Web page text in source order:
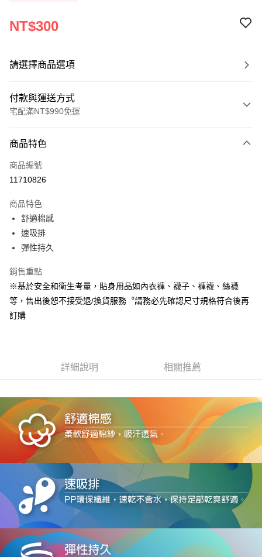
NT$300
請選擇商品選項
付款與運送方式
宅配滿NT$990免運
信用卡一次付款
LINE Pay
悠遊付
Google Pay
ATM付款
付款後門市自取
商品特色
商品編號
11710826
商品特色
舒適棉感
速吸排
彈性持久
銷售重點
※基於安全和衛生考量，貼身用品如內衣褲、襪子、褲襪、絲襪
等，售出後恕不接受退/換貨服務︒請務必先確認尺寸規格符合後再
訂購
詳細說明 相關推薦